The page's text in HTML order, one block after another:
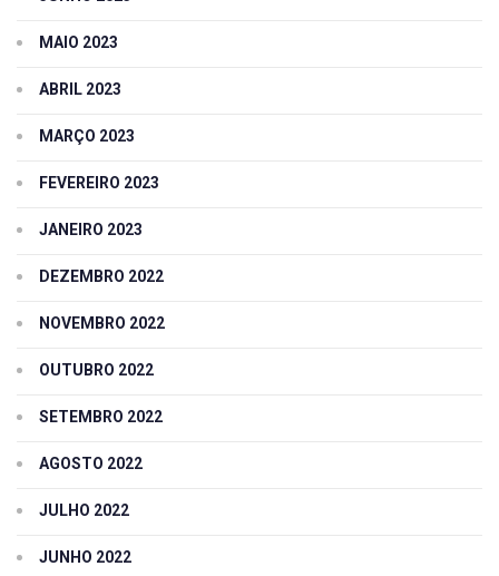
MAIO 2023
ABRIL 2023
MARÇO 2023
FEVEREIRO 2023
JANEIRO 2023
DEZEMBRO 2022
NOVEMBRO 2022
OUTUBRO 2022
SETEMBRO 2022
AGOSTO 2022
JULHO 2022
JUNHO 2022